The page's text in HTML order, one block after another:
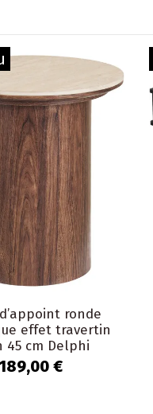
ronde
effet travertin
45 cm Delphi
189,00 €